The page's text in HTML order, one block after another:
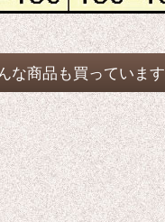
な商品も買っています